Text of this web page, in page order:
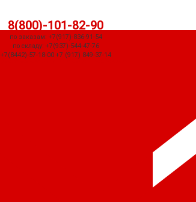
8(800)-101-82-90
по заказам: +7(917)-836-91-54
по складу: +7(937)-544-47-76
+7(8442)-57-18-00 +7 (917) 849-37-14